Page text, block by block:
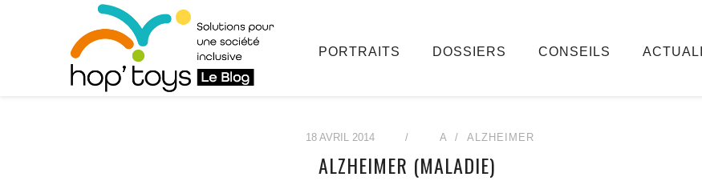
PORTRAITS DOSSIERS CONSEILS
18 AVRIL 2014 / A ALZHEIMER
ALZHEIMER (MALADIE)